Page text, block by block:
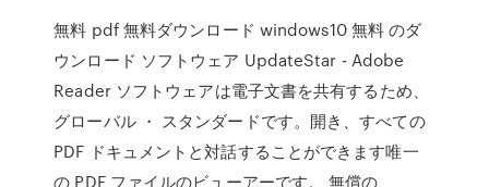
無料 pdf 無料ダウンロード windows10 無料 のダ
ウンロード ソフトウェア UpdateStar - Adobe
Reader ソフトウェアは電子文書を共有するため、
グローバル ・ スタンダードです。開き、すべての
PDF ドキュメントと対話することができます唯一
の PDF ファイルのビューアーです。 無償の